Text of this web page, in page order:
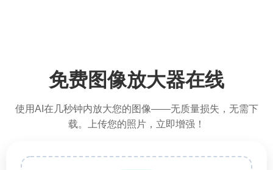
免费图像放大器在线
使用AI在几秒钟内放大您的图像——无质量损失，无需下
载。上传您的照片，立即增强！